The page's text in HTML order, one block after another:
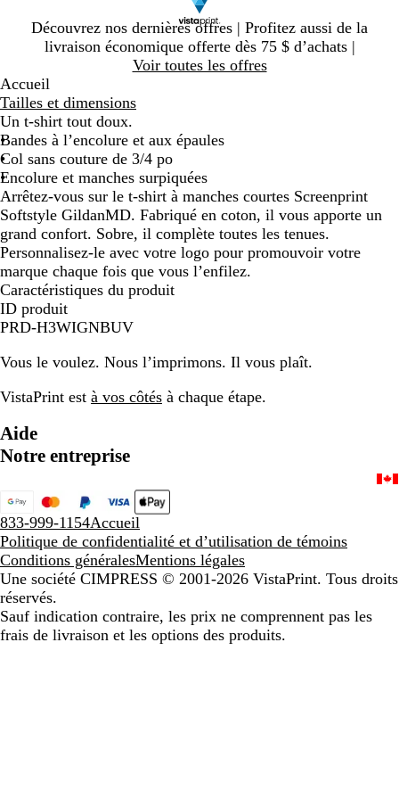
Découvrez nos dernières offres | Profitez aussi de la
livraison économique offerte dès 75 $ d’achats |
Voir toutes les offres
Diapositive
1
Accueil
Tailles et dimensions
Un t-shirt tout doux.
Bandes à l’encolure et aux épaules
Col sans couture de 3/4 po
Encolure et manches surpiquées
Arrêtez-vous sur le t-shirt à manches courtes Screenprint
Softstyle GildanMD. Fabriqué en coton, il vous apporte un
grand confort. Sobre, il complète toutes les tenues.
Personnalisez-le avec votre logo pour promouvoir votre
marque chaque fois que vous l’enfilez.
Caractéristiques du produit
ID produit
PRD-H3WIGNBUV
Vous le voulez. Nous l’imprimons. Il vous plaît.
VistaPrint est à vos côtés à chaque étape.
Aide
Notre entreprise
833-999-1154Accueil
Politique de confidentialité et d’utilisation de témoins
Conditions généralesMentions légales
Une société CIMPRESS © 2001-2026 VistaPrint. Tous droits
réservés.
Sauf indication contraire, les prix ne comprennent pas les
frais de livraison et les options des produits.